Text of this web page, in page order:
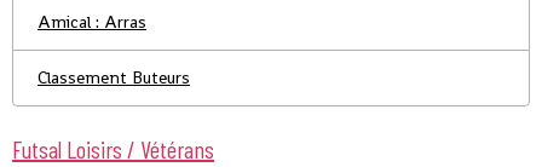
Amical : Arras
Classement Buteurs
Futsal Loisirs / Vétérans